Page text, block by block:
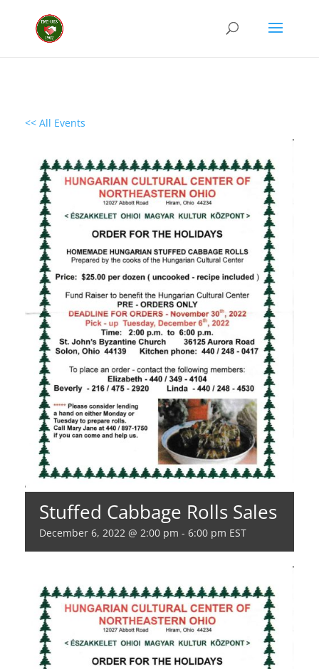
<< All Events
Stuffed Cabbage Rolls Sales
December 6, 2022 @ 2:00 pm - 6:00 pm EST